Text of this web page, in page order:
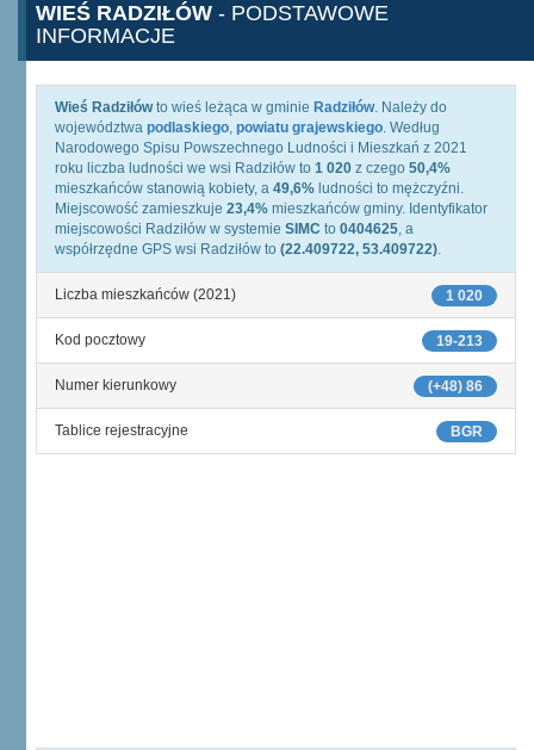
WIEŚ RADZIŁÓW - PODSTAWOWE
INFORMACJE
Wieś Radziłówto wieś leżąca w gminie Radziłów. Należy do
województwa podlaskiego, powiatu grajewskiego. Według
Narodowego Spisu Powszechnego Ludności i Mieszkań z 2021
roku liczba ludności we wsi Radziłów to 1 020 z czego 50,4%
mieszkańców stanowią kobiety, a 49,6% ludności to mężczyźni.
Miejscowość zamieszkuje 23,4% mieszkańców gminy. Identyfikator
miejscowości Radziłów w systemie SIMC to 0404625, a
współrzędne GPS wsi Radziłów to (22.409722, 53.409722).
1 020
Liczba mieszkańców (2021)
19-213
Kod pocztowy
(+48) 86
Numer kierunkowy
BGR
Tablice rejestracyjne